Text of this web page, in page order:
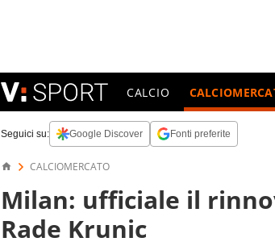
CALCIO
Seguici su: Google Discover Fonti preferite
CALCIOMERCATO
Milan: ufficiale il
Rade Krunic